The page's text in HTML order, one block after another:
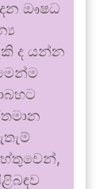
ඖෂධ
ද යන්න